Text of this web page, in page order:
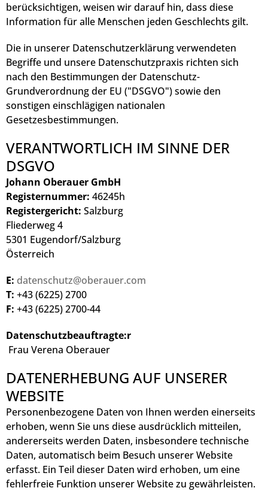
berücksichtigen, weisen wir darauf hin, dass diese
Information für alle Menschen jeden Geschlechts gilt.
Die in unserer Datenschutzerklärung verwendeten
Begriffe und unsere Datenschutzpraxis richten sich
nach den Bestimmungen der Datenschutz-
Grundverordnung der EU ("DSGVO") sowie den
sonstigen einschlägigen nationalen
Gesetzesbestimmungen.
VERANTWORTLICH IM SINNE DER
DSGVO
Johann Oberauer GmbH
Registernummer: 46245h
Registergericht: Salzburg
Fliederweg 4
5301 Eugendorf/Salzburg
Österreich
E: datenschutz@oberauer.com
T: +43 (6225) 2700
F: +43 (6225) 2700-44
Datenschutzbeauftragte:r
Frau Verena Oberauer
DATENERHEBUNG AUF UNSERER
WEBSITE
Personenbezogene Daten von Ihnen werden einerseits
erhoben, wenn Sie uns diese ausdrücklich mitteilen,
andererseits werden Daten, insbesondere technische
Daten, automatisch beim Besuch unserer Website
erfasst. Ein Teil dieser Daten wird erhoben, um eine
fehlerfreie Funktion unserer Website zu gewährleisten.